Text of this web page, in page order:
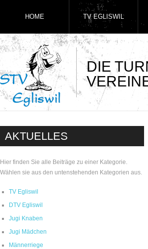
DIE
HOME TV EGLISWIL
AKTUELLES
Hier finden Sie alle Beiträge zu einer Kategorie.
Wählen sie aus den untenstehenden Kategorien aus.
TV Egliswil
DTV Egliswil
Jugi Knaben
Jugi Mädchen
Männerriege